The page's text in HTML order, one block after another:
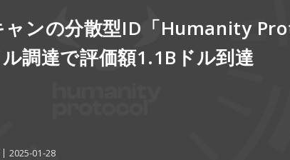
ャンの分散型ID「Humanity
調達で評価額1.1Bドル到達
2025-01-28